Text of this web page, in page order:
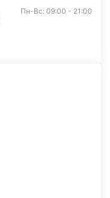
Пн-Вс: 09:00 - 21:00